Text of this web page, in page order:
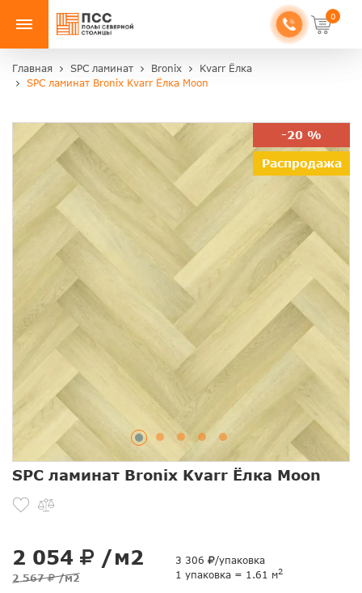
0
Главная SPC ламинат Bronix
Kvarr Ёлка
SPC ламинат Bronix Kvarr Ёлка Moon
-20 %
Распродажа
SPC ламинат Bronix Kvarr Ёлка Moon
2 054 /м2
2 567 /м2
3 306
/упаковка
1 упаковка = 1.61 м2